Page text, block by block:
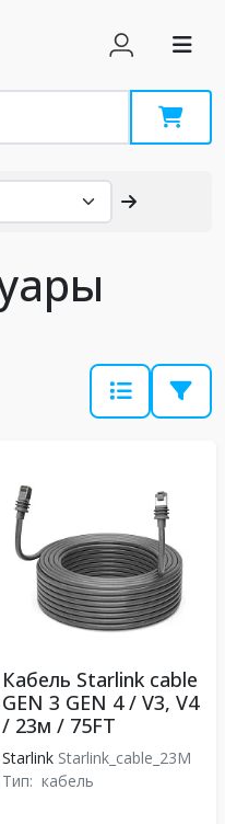
Кабель Starlink cable
GEN 3 GEN 4 / V3, V4
/ 23м / 75FT
Starlink Starlink_cable_23M
Тип: кабель